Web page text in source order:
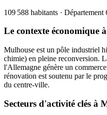
109 588 habitants · Département
Le contexte économique à
Mulhouse est un pôle industriel
chimie) en pleine reconversion.
l'Allemagne génère un
rénovation est soutenu par le
du centre-ville.
Secteurs d'activité clés à